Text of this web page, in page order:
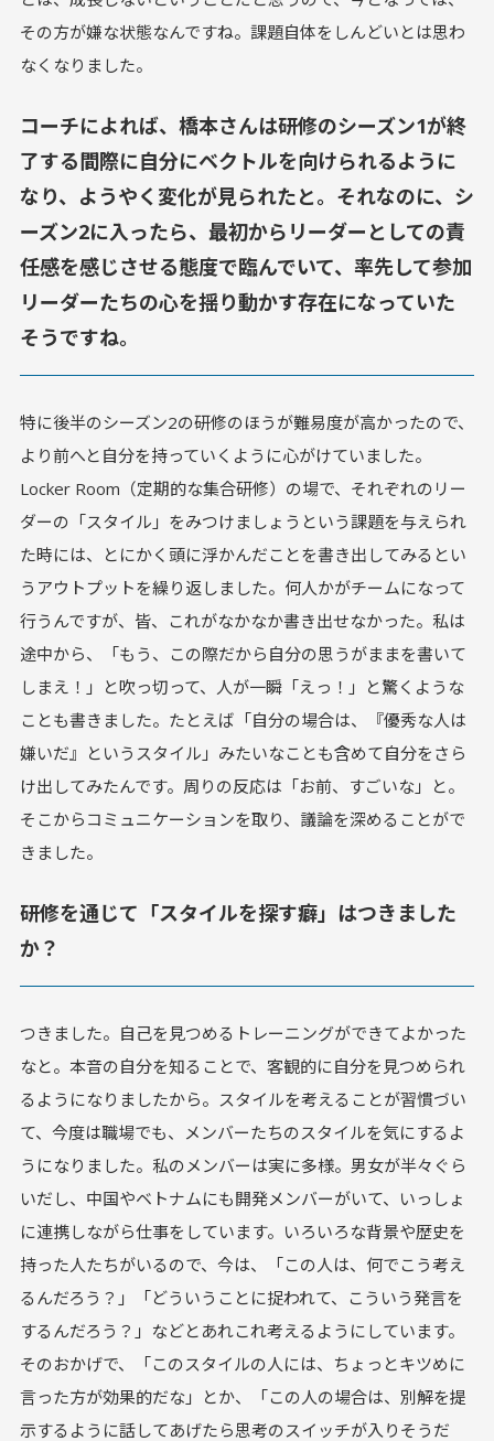
その方が嫌な状態なんですね。課題自体をしんどいとは思わ
なくなりました。
コーチによれば、橋本さんは研修のシーズン1が終
了する間際に自分にベクトルを向けられるように
なり、ようやく変化が見られたと。それなのに、シ
ーズン2に入ったら、最初からリーダーとしての責
任感を感じさせる態度で臨んでいて、率先して参加
リーダーたちの心を揺り動かす存在になっていた
そうですね。
特に後半のシーズン2の研修のほうが難易度が高かったので、
より前へと自分を持っていくように心がけていました。
Locker Room（定期的な集合研修）の場で、それぞれのリー
ダーの「スタイル」をみつけましょうという課題を与えられ
た時には、とにかく頭に浮かんだことを書き出してみるとい
うアウトプットを繰り返しました。何人かがチームになって
行うんですが、皆、これがなかなか書き出せなかった。私は
途中から、「もう、この際だから自分の思うがままを書いて
しまえ！」と吹っ切って、人が一瞬「えっ！」と驚くような
ことも書きました。たとえば「自分の場合は、『優秀な人は
嫌いだ』というスタイル」みたいなことも含めて自分をさら
け出してみたんです。周りの反応は「お前、すごいな」と。
そこからコミュニケーションを取り、議論を深めることがで
きました。
研修を通じて「スタイルを探す癖」はつきました
か？
つきました。自己を見つめるトレーニングができてよかった
なと。本音の自分を知ることで、客観的に自分を見つめられ
るようになりましたから。スタイルを考えることが習慣づい
て、今度は職場でも、メンバーたちのスタイルを気にするよ
うになりました。私のメンバーは実に多様。男女が半々ぐら
いだし、中国やベトナムにも開発メンバーがいて、いっしょ
に連携しながら仕事をしています。いろいろな背景や歴史を
持った人たちがいるので、今は、「この人は、何でこう考え
るんだろう？」「どういうことに捉われて、こういう発言を
するんだろう？」などとあれこれ考えるようにしています。
そのおかげで、「このスタイルの人には、ちょっとキツめに
言った方が効果的だな」とか、「この人の場合は、別解を提
示するように話してあげたら思考のスイッチが入りそうだ